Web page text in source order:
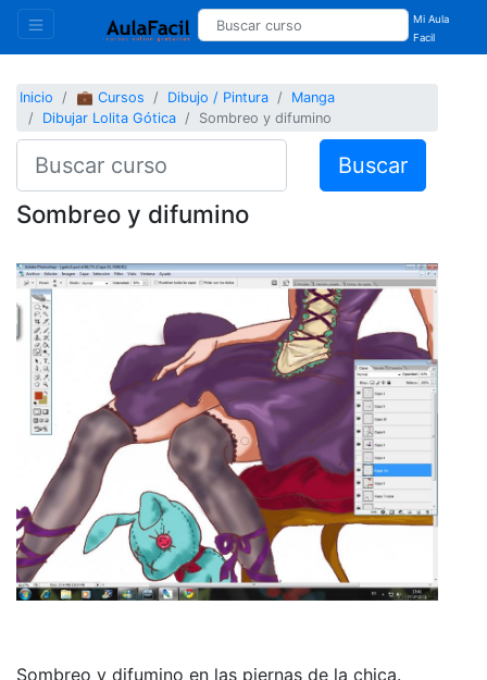
Mi Aula
Facil
Inicio 💼 Cursos Dibujo / Pintura
Manga
Dibujar Lolita Gótica
Sombreo y difumino
Buscar
Sombreo y difumino
Sombreo y difumino en las piernas de la chica.